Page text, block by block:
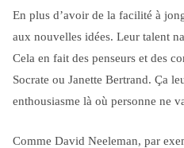
En plus d’avoir de la facilité à
aux nouvelles idées. Leur talent
Cela en fait des penseurs et des
Socrate ou Janette Bertrand. Ça
enthousiasme là où personne ne
Comme David Neeleman, par